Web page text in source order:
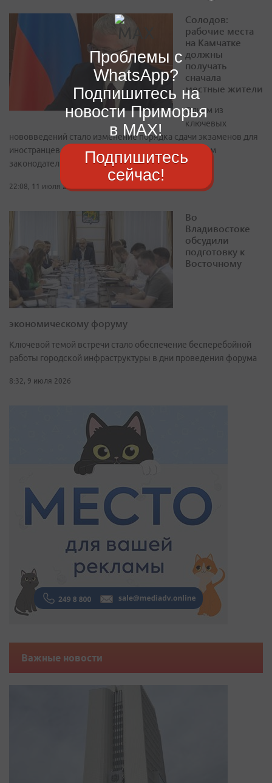
Солодов:
рабочие места
на Камчатке
должны
получать
сначала
местные жители
Одним из
ключевых
нововведений стало изменение порядка сдачи экзаменов для
иностранцев по русскому языку, истории и основам
законодательства России
22:08, 11 июля 2026
Во
Владивостоке
обсудили
подготовку к
Восточному
экономическому форуму
Ключевой темой встречи стало обеспечение бесперебойной
работы городской инфраструктуры в дни проведения форума
8:32, 9 июля 2026
Важные новости
Проблемы с
WhatsApp?
Подпишитесь на
новости Приморья
в MAX!
Подпишитесь
сейчас!